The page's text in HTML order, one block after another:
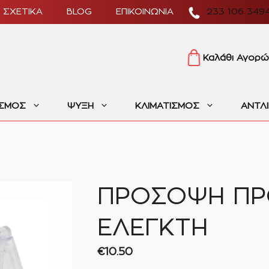
233 106
ΣΧΕΤΙΚΑ BLOG ΕΠΙΚΟΙΝΩΝΙΑ
Καλάθι
ΨΥΞΗ ΚΛΙΜΑΤΙΣΜΟΣ
ΠΡΟΣΟΨΗ
ΕΛΕΓΚΤΗ
€10.50